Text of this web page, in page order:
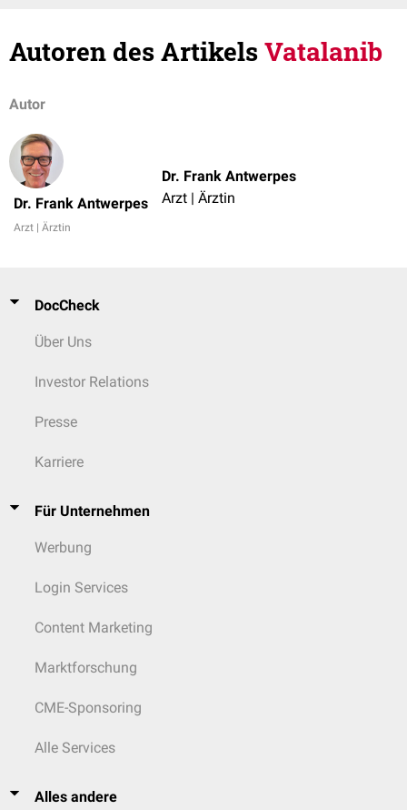
Autoren des ArtikelsVatalanib
Autor
Dr. Frank Antwerpes
Arzt | Ärztin
Dr. Frank Antwerpes
Arzt | Ärztin
DocCheck
Über Uns
Investor Relations
Presse
Karriere
Für Unternehmen
Werbung
Login Services
Content Marketing
Marktforschung
CME-Sponsoring
Alle Services
Alles andere